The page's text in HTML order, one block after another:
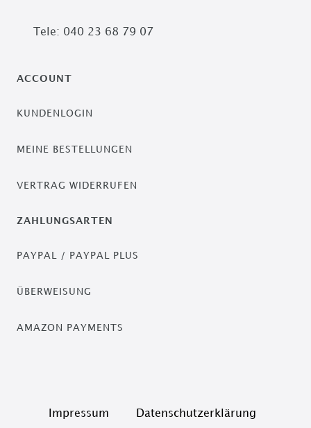
Tele: 040 23 68 79 07
ACCOUNT
KUNDENLOGIN
MEINE BESTELLUNGEN
VERTRAG WIDERRUFEN
ZAHLUNGSARTEN
PAYPAL / PAYPAL PLUS
ÜBERWEISUNG
AMAZON PAYMENTS
Impressum Daten­schutz­erklärung